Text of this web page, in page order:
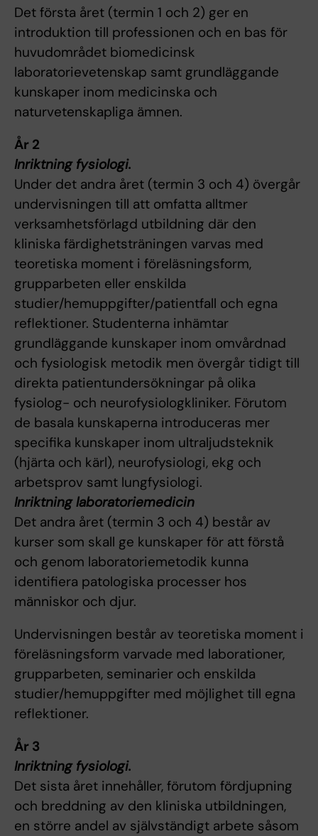
Det första året (termin 1 och 2) ger en
introduktion till professionen och en bas för
huvudområdet biomedicinsk
laboratorievetenskap samt grundläggande
kunskaper inom medicinska och
naturvetenskapliga ämnen.
År 2
Inriktning fysiologi.
Under det andra året (termin 3 och 4) övergår
undervisningen till att omfatta alltmer
verksamhetsförlagd utbildning där den
kliniska färdighetsträningen varvas med
teoretiska moment i föreläsningsform,
grupparbeten eller enskilda
studier/hemuppgifter/patientfall och egna
reflektioner. Studenterna inhämtar
grundläggande kunskaper inom omvårdnad
och fysiologisk metodik men övergår tidigt till
direkta patientundersökningar på olika
fysiolog- och neurofysiologkliniker. Förutom
de basala kunskaperna introduceras mer
specifika kunskaper inom ultraljudsteknik
(hjärta och kärl), neurofysiologi, ekg och
arbetsprov samt lungfysiologi.
Inriktning laboratoriemedicin
Det andra året (termin 3 och 4) består av
kurser som skall ge kunskaper för att förstå
och genom laboratoriemetodik kunna
identifiera patologiska processer hos
människor och djur.
Undervisningen består av teoretiska moment i
föreläsningsform varvade med laborationer,
grupparbeten, seminarier och enskilda
studier/hemuppgifter med möjlighet till egna
reflektioner.
År 3
Inriktning fysiologi.
Det sista året innehåller, förutom fördjupning
och breddning av den kliniska utbildningen,
en större andel av självständigt arbete såsom